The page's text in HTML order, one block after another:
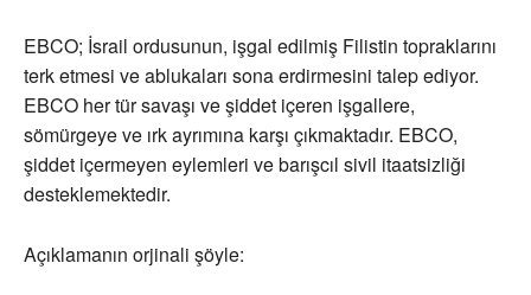
EBCO; İsrail ordusunun, işgal edilmiş Filistin topraklarını
terk etmesi ve ablukaları sona erdirmesini talep ediyor.
EBCO her tür savaşı ve şiddet içeren işgallere,
sömürgeye ve ırk ayrımına karşı çıkmaktadır. EBCO,
şiddet içermeyen eylemleri ve barışcıl sivil itaatsizliği
desteklemektedir.
Açıklamanın orjinali şöyle: